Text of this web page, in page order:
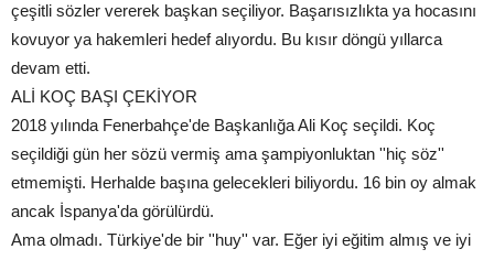
çeşitli sözler vererek başkan seçiliyor. Başarısızlıkta ya hocasını
kovuyor ya hakemleri hedef alıyordu. Bu kısır döngü yıllarca
devam etti.
ALİ KOÇ BAŞI ÇEKİYOR
2018 yılında Fenerbahçe'de Başkanlığa Ali Koç seçildi. Koç
seçildiği gün her sözü vermiş ama şampiyonluktan ''hiç söz''
etmemişti. Herhalde başına gelecekleri biliyordu. 16 bin oy almak
ancak İspanya'da görülürdü.
Ama olmadı. Türkiye'de bir ''huy'' var. Eğer iyi eğitim almış ve iyi